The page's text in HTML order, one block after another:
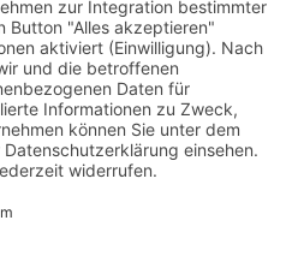
Original Zeitnahme
Original Zeitnahme
Original Zeitnahme